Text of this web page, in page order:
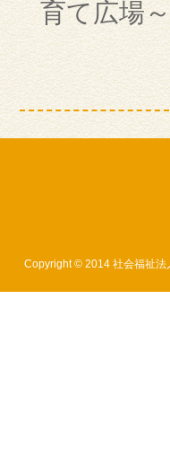
育て広場
Copyright © 2014 社会福祉